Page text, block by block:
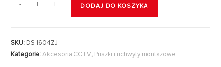
- + DODAJ DO KOSZYKA
SKU: DS-1604ZJ
Kategorie:Akcesoria CCTV, Puszki i uchwyty montażowe